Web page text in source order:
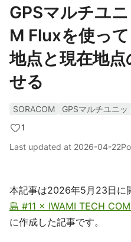
GPSマルチユ
M Fluxを使っ
地点と現在地
せる
SORACOM GPSマルチユニッ
1
Last updated at 2026-04-22
本記事は2026年5月23日に
島 #11 × IWAMI TECH
に作成した記事です。